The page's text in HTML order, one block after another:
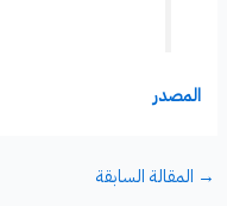
المصدر
→ المقالة السابقة